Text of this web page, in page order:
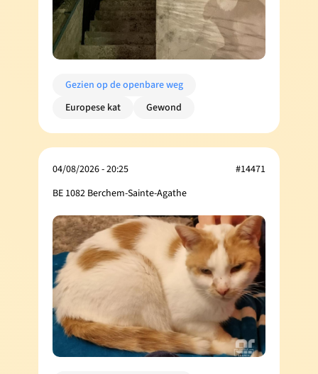
Gezien op de openbare weg
Europese kat
Gewond
04/08/2026 - 20:25
BE 1082 Berchem-Sainte-Agathe
#14471